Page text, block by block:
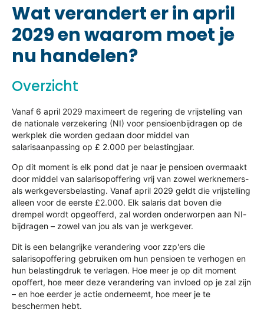
Wat verandert er in april
2029 en waarom moet je
nu handelen?
Overzicht
Vanaf 6 april 2029 maximeert de regering de vrijstelling van
de nationale verzekering (NI) voor pensioenbijdragen op de
werkplek die worden gedaan door middel van
salarisaanpassing op £ 2.000 per belastingjaar.
Op dit moment is elk pond dat je naar je pensioen overmaakt
door middel van salarisopoffering vrij van zowel werknemers-
als werkgeversbelasting. Vanaf april 2029 geldt die vrijstelling
alleen voor de eerste £2.000. Elk salaris dat boven die
drempel wordt opgeofferd, zal worden onderworpen aan NI-
bijdragen – zowel van jou als van je werkgever.
Dit is een belangrijke verandering voor zzp'ers die
salarisopoffering gebruiken om hun pensioen te verhogen en
hun belastingdruk te verlagen. Hoe meer je op dit moment
opoffert, hoe meer deze verandering van invloed op je zal zijn
– en hoe eerder je actie onderneemt, hoe meer je te
beschermen hebt.